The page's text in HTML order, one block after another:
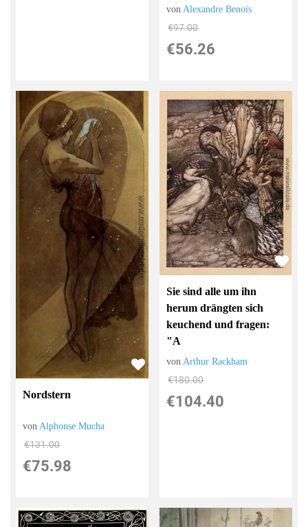
von Alexandre Benois
€97.00
€56.26
Nordstern
von Alphonse Mucha
€131.00
€75.98
Sie sind alle um ihn
herum drängten sich
keuchend und fragen:
"A
von Arthur Rackham
€180.00
€104.40